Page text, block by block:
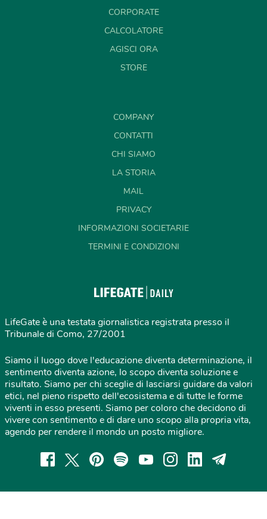
CORPORATE
CALCOLATORE
AGISCI ORA
STORE
COMPANY
CONTATTI
CHI SIAMO
LA STORIA
MAIL
PRIVACY
INFORMAZIONI SOCIETARIE
TERMINI E CONDIZIONI
LifeGate è una testata giornalistica registrata presso il
Tribunale di Como, 27/2001
Siamo il luogo dove l'educazione diventa determinazione, il
sentimento diventa azione, lo scopo diventa soluzione e
risultato. Siamo per chi sceglie di lasciarsi guidare da valori
etici, nel pieno rispetto dell'ecosistema e di tutte le forme
viventi in esso presenti. Siamo per coloro che decidono di
vivere con sentimento e di dare uno scopo alla propria vita,
agendo per rendere il mondo un posto migliore.